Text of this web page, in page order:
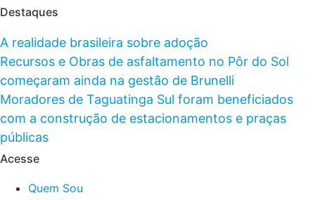
Destaques
A realidade brasileira sobre adoção
Recursos e Obras de asfaltamento no Pôr do Sol
começaram ainda na gestão de Brunelli
Moradores de Taguatinga Sul foram beneficiados
com a construção de estacionamentos e praças
públicas
Acesse
Quem Sou